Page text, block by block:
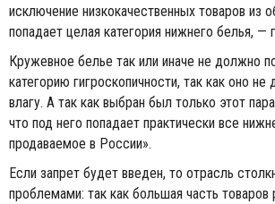
исключение низкокачественных товаров из
попадает целая категория нижнего белья, —
Кружевное белье так или иначе не должно
категорию гигроскопичности, так как оно
влагу. А так как выбран был только этот
что под него попадает практически все
продаваемое в России».
Если запрет будет введен, то отрасль
проблемами: так как большая часть товаров